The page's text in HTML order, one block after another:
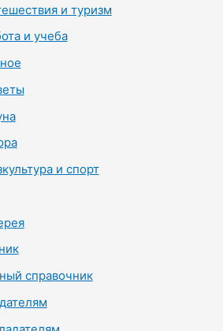
и туризм
и учеба
и спорт
справочник